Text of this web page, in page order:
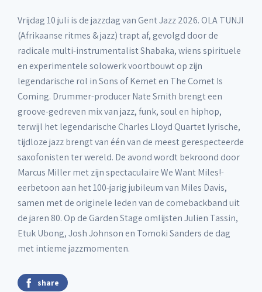
Vrijdag 10 juli is de jazzdag van Gent Jazz 2026. OLA TUNJI
(Afrikaanse ritmes & jazz) trapt af, gevolgd door de
radicale multi-instrumentalist Shabaka, wiens spirituele
en experimentele solowerk voortbouwt op zijn
legendarische rol in Sons of Kemet en The Comet Is
Coming. Drummer-producer Nate Smith brengt een
groove-gedreven mix van jazz, funk, soul en hiphop,
terwijl het legendarische Charles Lloyd Quartet lyrische,
tijdloze jazz brengt van één van de meest gerespecteerde
saxofonisten ter wereld. De avond wordt bekroond door
Marcus Miller met zijn spectaculaire We Want Miles!-
eerbetoon aan het 100-jarig jubileum van Miles Davis,
samen met de originele leden van de comebackband uit
de jaren 80. Op de Garden Stage omlijsten Julien Tassin,
Etuk Ubong, Josh Johnson en Tomoki Sanders de dag
met intieme jazzmomenten.
share